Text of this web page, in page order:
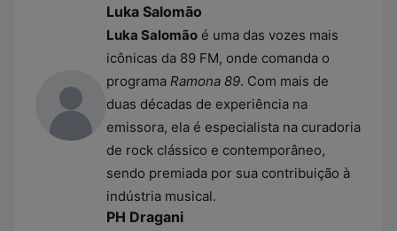
Luka Salomão
Luka Salomão é uma das vozes mais
icônicas da 89 FM, onde comanda o
programa Ramona 89. Com mais de
duas décadas de experiência na
emissora, ela é especialista na curadoria
de rock clássico e contemporâneo,
sendo premiada por sua contribuição à
indústria musical.
PH Dragani